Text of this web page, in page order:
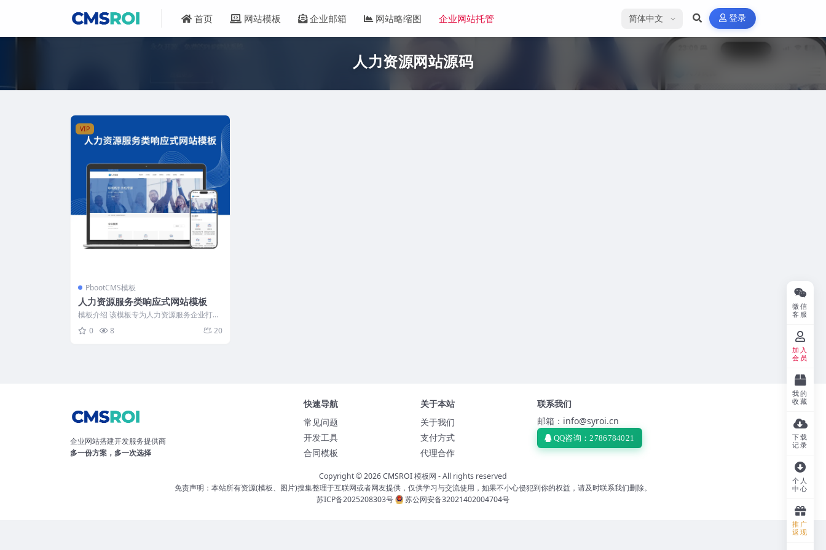
首页 网站模板 企业邮箱 网站略缩图 企业网站托管 选择语言 登录
人力资源网站源码
VIP
PbootCMS模板
人力资源服务类响应式网站模板
模板介绍 该模板专为人力资源服务企业打
造，采用DIV+CSS纯手工编写，页面结构...
0 8 20
企业网站搭建开发服务提供商
多一份方案，多一次选择
快速导航
常见问题
开发工具
合同模板
关于本站
关于我们
支付方式
代理合作
联系我们
邮箱：info@syroi.cn
QQ咨询：2786784021
Copyright © 2026CMSROI 模板网 - All rights reserved
免责声明：本站所有资源(模板、图片)搜集整理于互联网或者网友提供，仅供学习与交流使用，如果不小心侵犯到你的权益，请及时联系我们删除。
苏ICP备2025208303号
苏公网安备32021402004704号
微信
客服
加入
会员
我的
收藏
下载
记录
个人
中心
推广
返现